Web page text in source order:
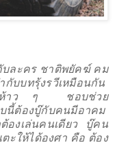
ละคร ชาติพยัคฆ์ คม
กับบทรุ้งรวีเหมือนกัน
ห้าว ๆ
ชอบช่วย
นี้ต้องบู๊กับคนมีอาคม
ต้องเล่นคนเดียว บู๊คน
ะให้ได้องศา คือ ต้อง